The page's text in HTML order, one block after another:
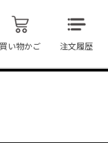
買い物かご 注文履歴